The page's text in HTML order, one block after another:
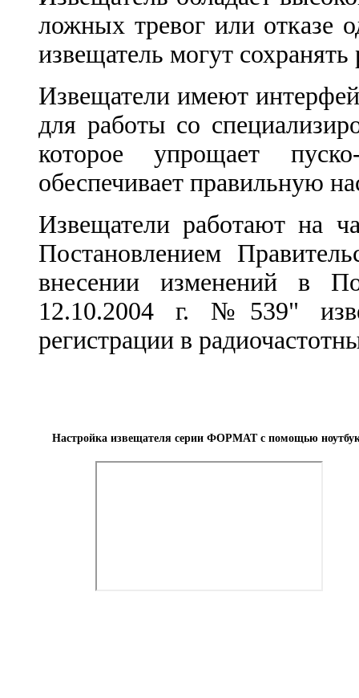
ложных тревог или отказе
извещатель могут
Извещатели имеют
для работы со
которое упрощает
обеспечивает правильную
Извещатели работают на
Постановлением
внесении изменений в
12.10.2004 г. №539"
регистрации в
Настройка извещателя серии ФОРМАТ с помощью